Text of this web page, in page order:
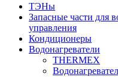
ТЭНы
Запасные части для
управления
Кондиционеры
Водонагреватели
THERMEX